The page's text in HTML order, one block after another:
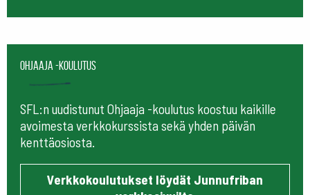
Ohjaaja -koulutus
SFL:n uudistunut Ohjaaja -koulutus koostuu kaikille
avoimesta verkkokurssista sekä yhden päivän
kenttäosiosta.
Verkkokoulutukset löydät Junnufriban